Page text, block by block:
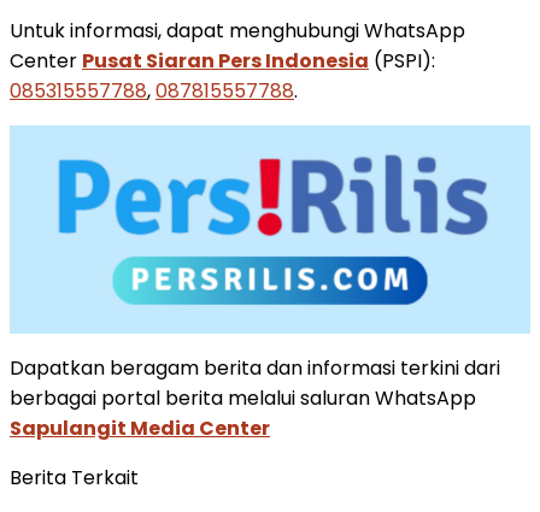
Untuk informasi, dapat menghubungi WhatsApp
Center Pusat Siaran Pers Indonesia (PSPI):
085315557788,087815557788.
Dapatkan beragam berita dan informasi terkini dari
berbagai portal berita melalui saluran WhatsApp
Sapulangit Media Center
Berita Terkait